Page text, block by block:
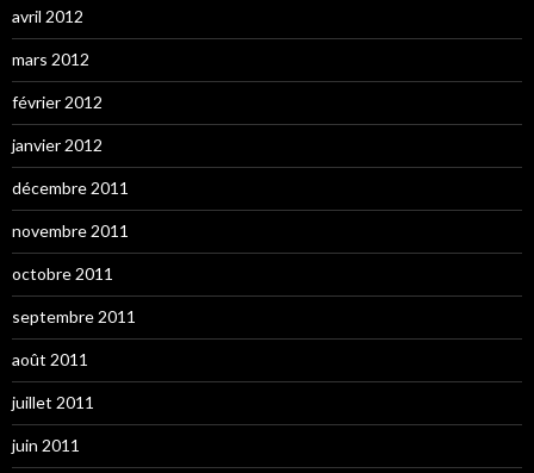
avril 2012
mars 2012
février 2012
janvier 2012
décembre 2011
novembre 2011
octobre 2011
septembre 2011
août 2011
juillet 2011
juin 2011